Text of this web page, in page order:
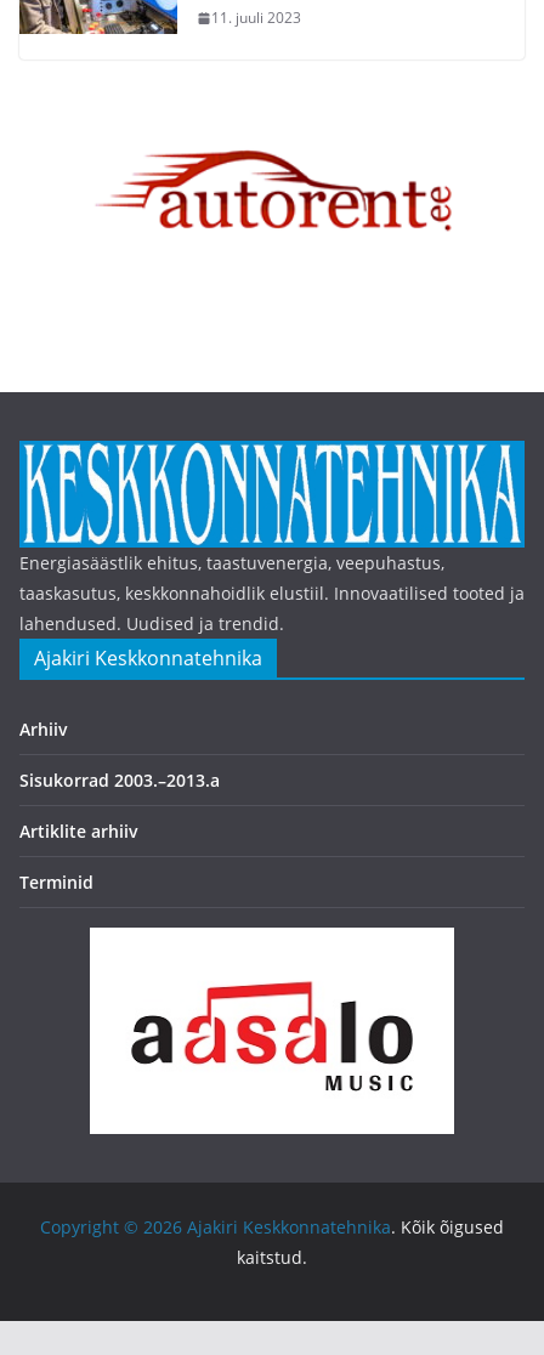
11. juuli 2023
Energiasäästlik ehitus, taastuvenergia, veepuhastus,
taaskasutus, keskkonnahoidlik elustiil. Innovaatilised tooted ja
lahendused. Uudised ja trendid.
Ajakiri Keskkonnatehnika
Arhiiv
Sisukorrad 2003.–2013.a
Artiklite arhiiv
Terminid
Copyright © 2026 Ajakiri Keskkonnatehnika. Kõik õigused
kaitstud.